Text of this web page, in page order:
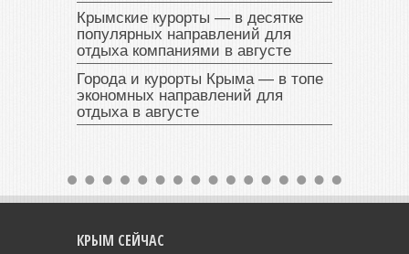
Крымские курорты — в десятке
популярных направлений для
отдыха компаниями в августе
Города и курорты Крыма — в топе
экономных направлений для
отдыха в августе
КРЫМ СЕЙЧАС